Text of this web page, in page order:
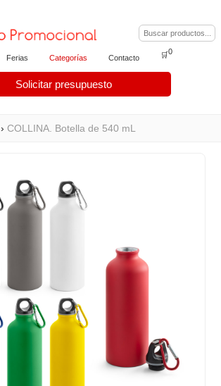
Ferias Categorías Contacto
Solicitar presupuesto
🛒0
›COLLINA. Botella de 540 mL